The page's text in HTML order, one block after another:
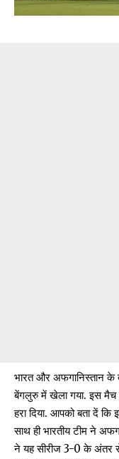
भारत और अफगानिस्तान के
बेंगलुरु में खेला गया. इस मैच
हरा दिया. आपको बता दें
साथ ही भारतीय टीम ने
ने यह सीरीज 3-0 के अंतर